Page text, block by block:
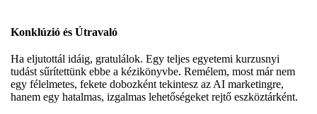
Konklúzió és Útravaló
Ha eljutottál idáig, gratulálok. Egy teljes egyetemi kurzusnyi
tudást sűrítettünk ebbe a kézikönyvbe. Remélem, most már nem
egy félelmetes, fekete dobozként tekintesz az AI marketingre,
hanem egy hatalmas, izgalmas lehetőségeket rejtő eszköztárként.